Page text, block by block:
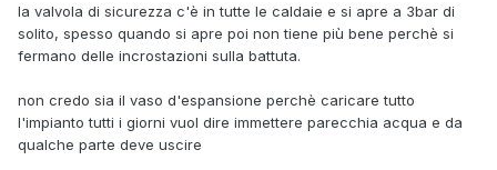
la valvola di sicurezza c'è in tutte le caldaie e si apre a 3bar di
solito, spesso quando si apre poi non tiene più bene perchè si
fermano delle incrostazioni sulla battuta.
non credo sia il vaso d'espansione perchè caricare tutto
l'impianto tutti i giorni vuol dire immettere parecchia acqua e da
qualche parte deve uscire